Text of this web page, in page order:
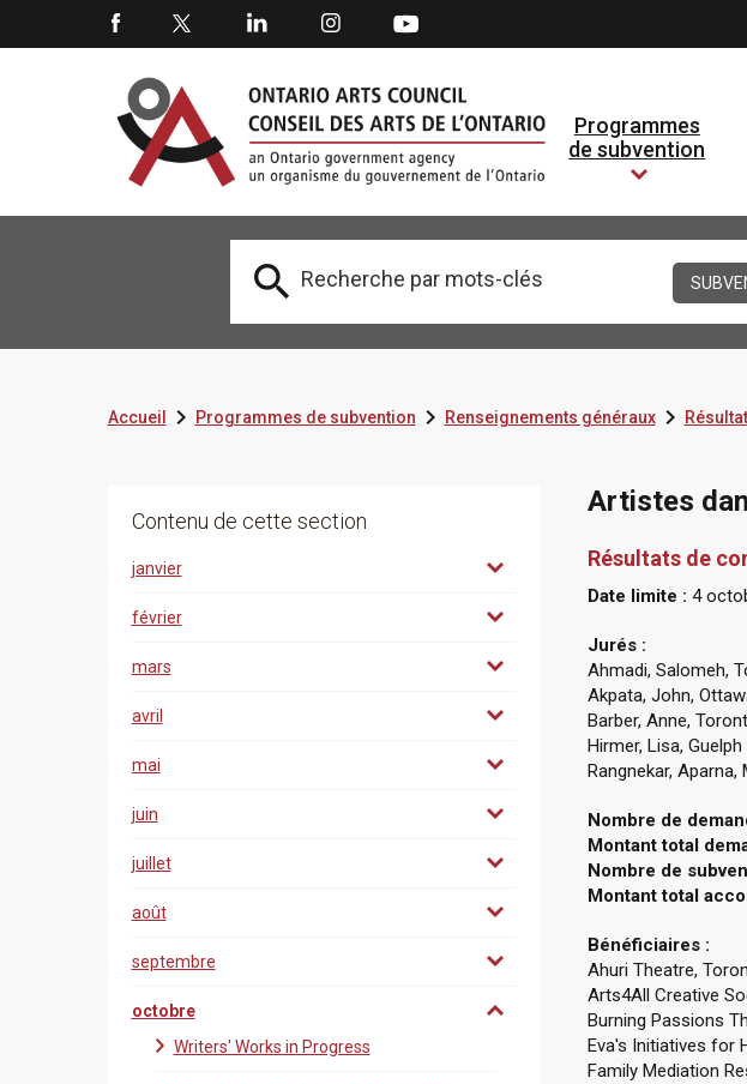
Programmes
de subvention

Accueil Programmes de subventionRenseignements généraux
Contenu de cette section
janvier
février
mars
avril
mai
juin
juillet
août
septembre
octobre
Writers' Works in Progress
Artistes
Résultats de
Date limite : 4
Jurés :
Ahmadi, Salomeh,
Akpata, John,
Barber, Anne,
Hirmer, Lisa, Guelph
Rangnekar, Aparna,
Nombre de
Montant total
Nombre de
Montant total
Bénéficiaires :
Ahuri Theatre,
Arts4All Creative
Burning Passions
Eva's Initiatives for
Family Mediation